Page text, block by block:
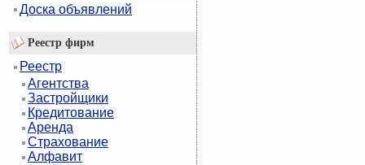
Доска объявлений
Реестр фирм
Реестр
Агентства
Застройщики
Кредитование
Аренда
Страхование
Алфавит